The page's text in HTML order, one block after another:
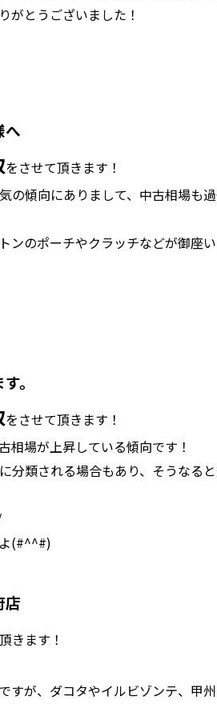
がとうございました！
へ
をさせて頂きます！
傾向にありまして、中古相場も
ンのポーチやクラッチなどが御座
。
をさせて頂きます！
相場が上昇している傾向です！
分類される場合もあり、そうなる
(#^^#)
店
きます！
すが、ダコタやイルビゾンテ、甲